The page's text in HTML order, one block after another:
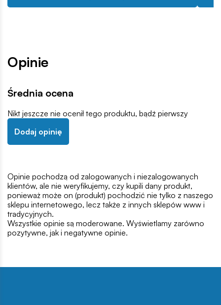
Opinie
Średnia ocena
Nikt jeszcze nie ocenił tego produktu, bądź pierwszy
Dodaj opinię
Opinie pochodzą od zalogowanych i niezalogowanych
klientów, ale nie weryfikujemy, czy kupili dany produkt,
ponieważ może on (produkt) pochodzić nie tylko z naszego
sklepu internetowego, lecz także z innych sklepów www i
tradycyjnych.
Wszystkie opinie są moderowane. Wyświetlamy zarówno
pozytywne, jak i negatywne opinie.